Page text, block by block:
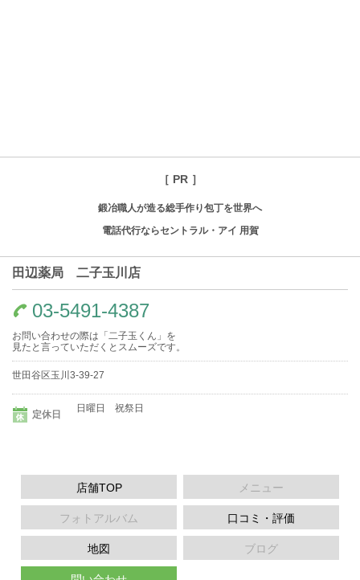
［ PR ］
鍛冶職人が造る総手作り包丁を世界へ
電話代行ならセントラル・アイ 用賀
田辺薬局 二子玉川店
03-5491-4387
お問い合わせの際は「二子玉くん」を
見たと言っていただくとスムーズです。
世田谷区玉川3-39-27
定休日
日曜日 祝祭日
店舗TOP メニュー
フォトアルバム 口コミ・評価
地図 ブログ